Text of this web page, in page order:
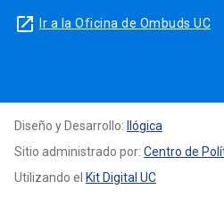
launch Ir a la Oficina de Ombuds UC
Diseño y Desarrollo: Ilógica
Sitio administrado por: Centro de
Utilizando el Kit Digital UC